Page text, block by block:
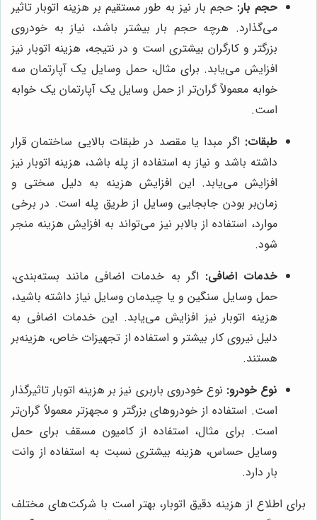
حجم بار: حجم بار نیز به طور مستقیم بر هزینه اتوبار تاثیر
می‌گذارد. هرچه حجم بار بیشتر باشد، نیاز به خودروی
بزرگتر و کارگران بیشتری است و در نتیجه، هزینه اتوبار نیز
افزایش می‌یابد. برای مثال، حمل وسایل یک آپارتمان سه
خوابه معمولاً گران‌تر از حمل وسایل یک آپارتمان یک خوابه
است.
طبقات: اگر مبدا یا مقصد در طبقات بالایی ساختمان قرار
داشته باشد و نیاز به استفاده از پله باشد، هزینه اتوبار نیز
افزایش می‌یابد. این افزایش هزینه به دلیل سختی و
زمان‌بر بودن جابجایی وسایل از طریق پله است. در برخی
موارد، استفاده از بالابر نیز می‌تواند به افزایش هزینه منجر
شود.
خدمات اضافی: اگر به خدمات اضافی مانند بسته‌بندی،
حمل وسایل سنگین و یا چیدمان وسایل نیاز داشته باشید،
هزینه اتوبار نیز افزایش می‌یابد. این خدمات اضافی به
دلیل نیروی کار بیشتر و استفاده از تجهیزات خاص، هزینه‌بر
هستند.
نوع خودرو: نوع خودروی باربری نیز بر هزینه اتوبار تاثیرگذار
است. استفاده از خودروهای بزرگتر و مجهزتر معمولاً گران‌تر
است. برای مثال، استفاده از کامیون مسقف برای حمل
وسایل حساس، هزینه بیشتری نسبت به استفاده از وانت
بار دارد.
برای اطلاع از هزینه دقیق اتوبار، بهتر است با شرکت‌های مختلف